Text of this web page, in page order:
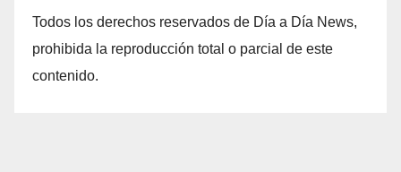
Todos los derechos reservados de Día a Día News,
prohibida la reproducción total o parcial de este
contenido.